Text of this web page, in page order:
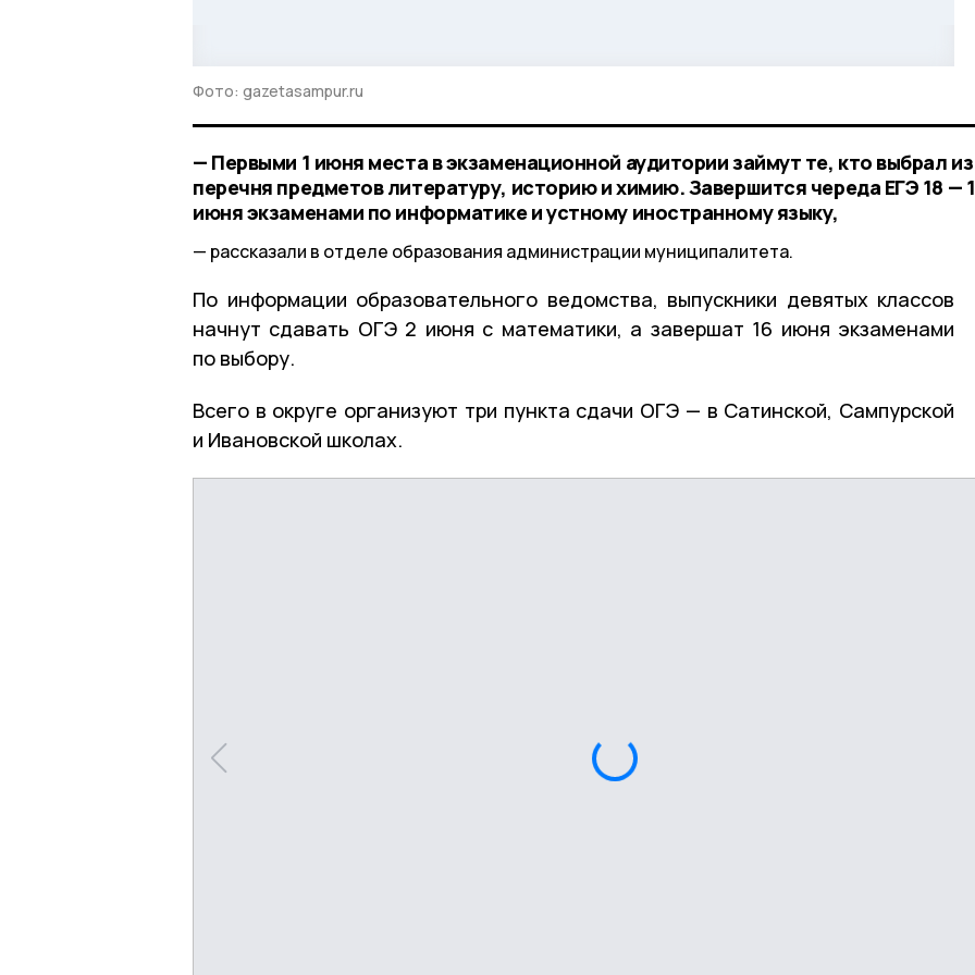
Фото: gazetasampur.ru
— Первыми 1 июня места в экзаменационной аудитории займут те, кто выбрал из
перечня предметов литературу, историю и химию. Завершится череда ЕГЭ 18 —
июня экзаменами по информатике и устному иностранному языку,
рассказали в отделе образования администрации муниципалитета.
По информации образовательного ведомства, выпускники девятых классов
начнут сдавать ОГЭ 2 июня с математики, а завершат 16 июня экзаменами
по выбору.
Всего в округе организуют три пункта сдачи ОГЭ — в Сатинской, Сампурской
и Ивановской школах.